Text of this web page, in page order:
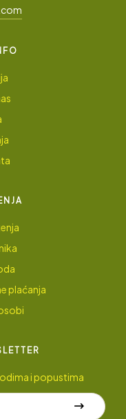
plaćanja
i popustima